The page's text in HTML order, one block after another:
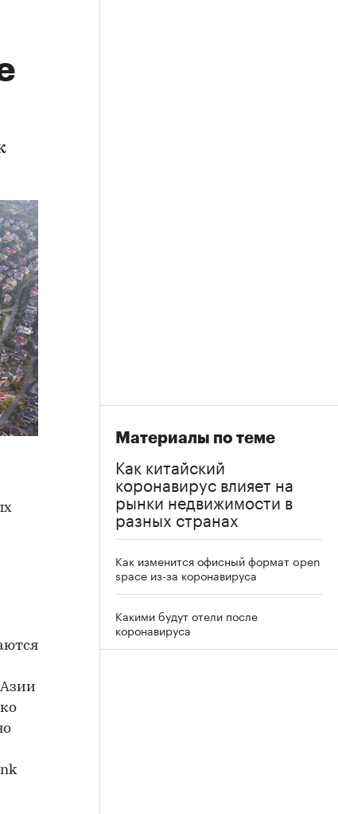
Материалы по теме
Как китайский
коронавирус влияет на
рынки недвижимости в
разных странах
Как изменится офисный формат open
space из-за коронавируса
Какими будут отели после
коронавируса